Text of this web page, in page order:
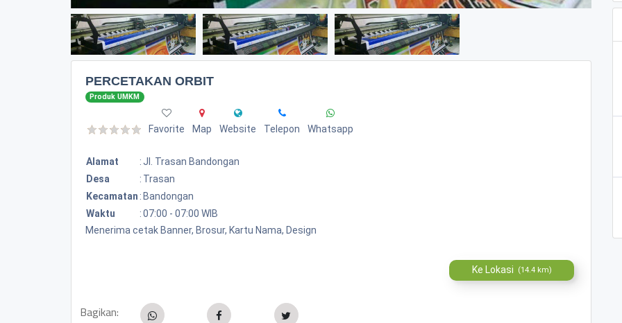
PERCETAKAN ORBIT
Produk UMKM
Favorite Map Website Telepon Whatsapp
Alamat : Jl. Trasan Bandongan
Desa
: Trasan
Kecamatan : Bandongan
Waktu
:07:00 - 07:00 WIB
Menerima cetak Banner, Brosur, Kartu Nama, Design
Ke Lokasi (14.4 km)
Bagikan: